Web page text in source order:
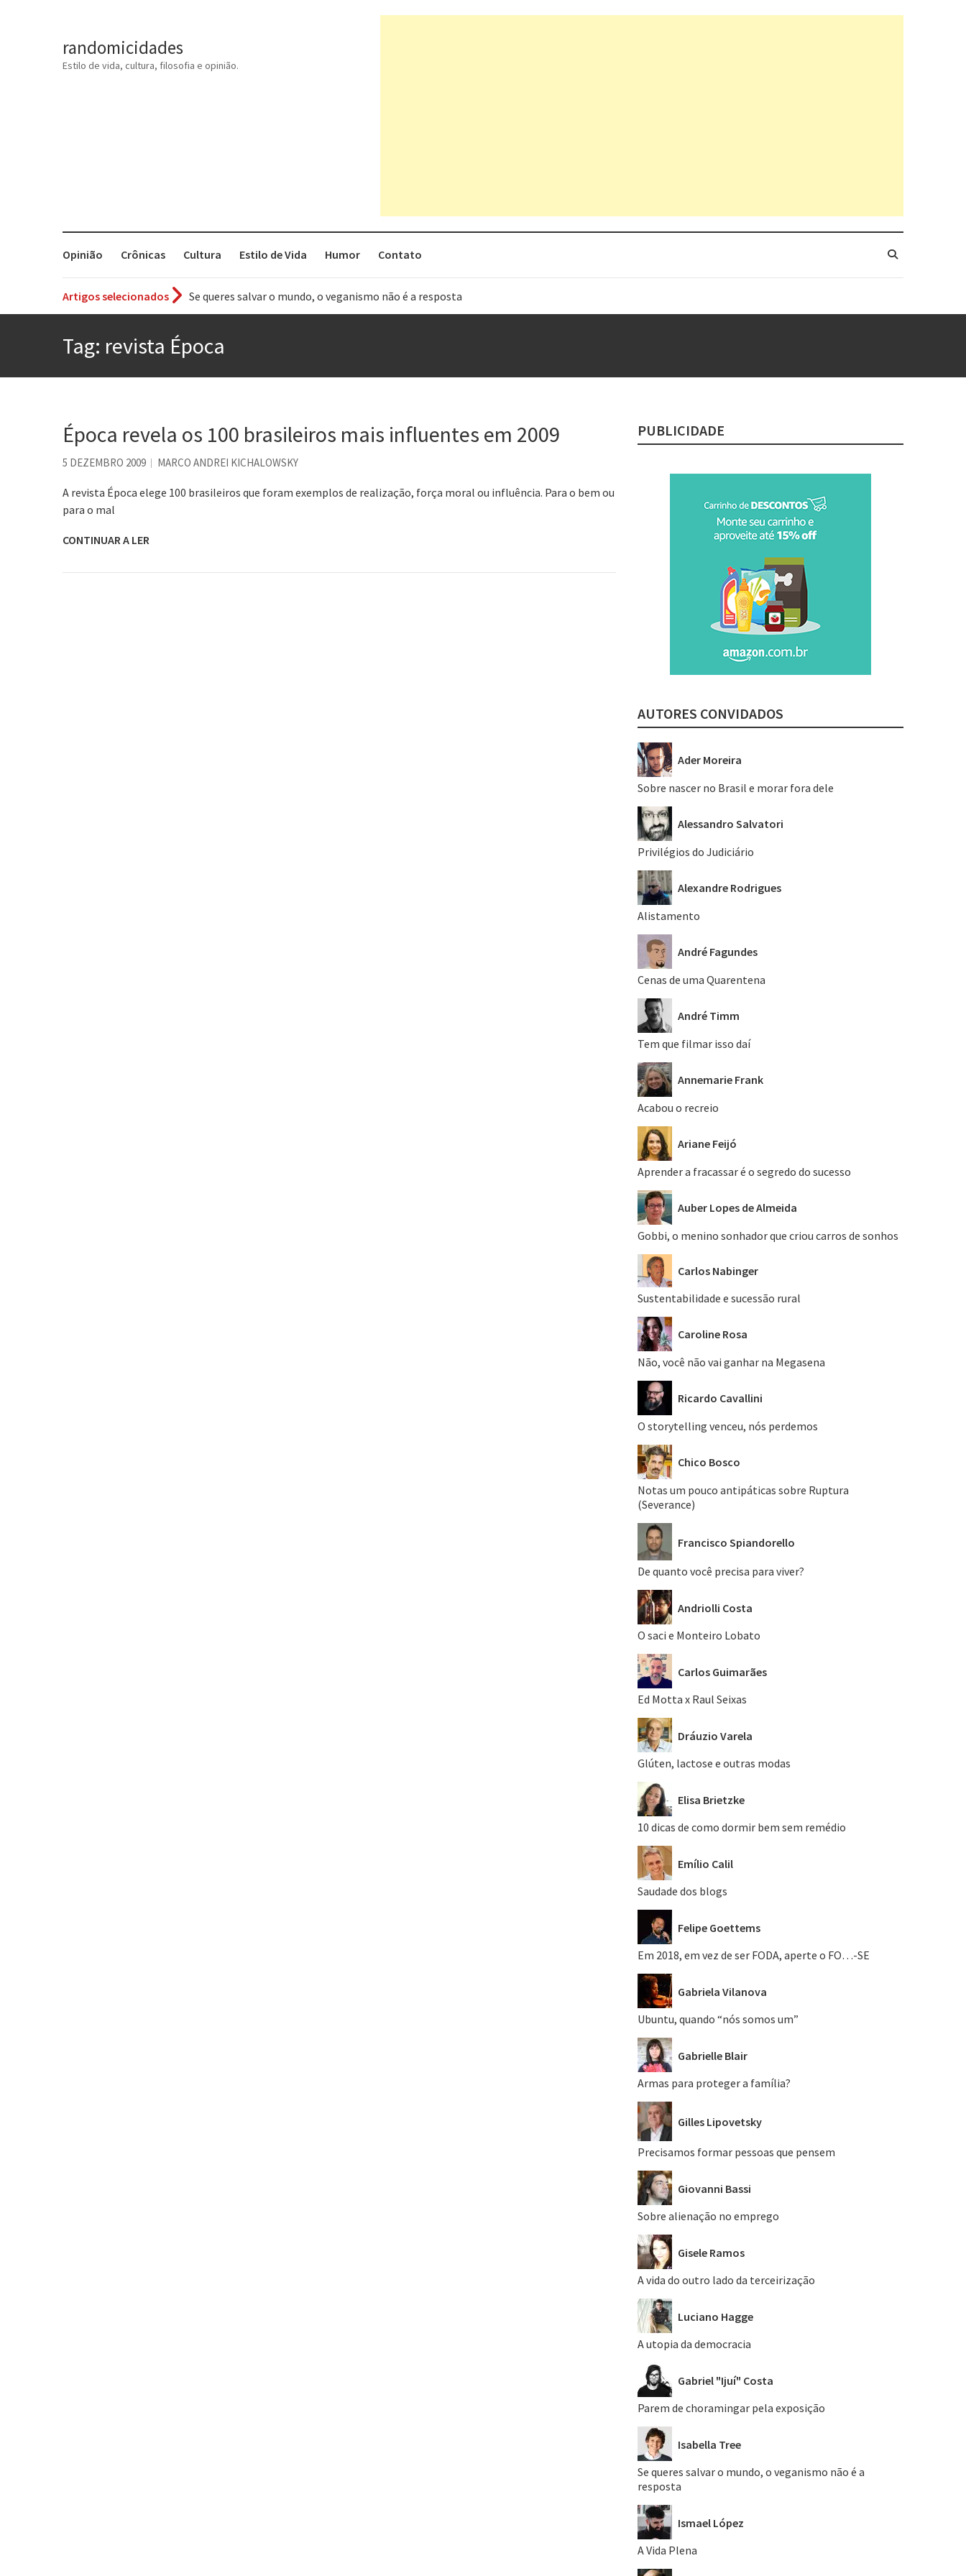
randomicidades
Estilo de vida, cultura, filosofia e opinião.
Opinião Crônicas Cultura Estilo de Vida Humor Contato
Artigos selecionados
Tem que filmar isso daí
Aprender a fracassar é o segredo do sucesso
Contardo Calligaris prega o “direito à tristeza”
Os causos de Jorge Luis Borges
Tag: revista Época
Época revela os 100 brasileiros mais influentes em 2009
5 DEZEMBRO 2009 MARCO ANDREI KICHALOWSKY
A revista Época elege 100 brasileiros que foram exemplos de realização, força moral ou influência. Para o bem ou
para o mal
CONTINUAR A LER
PUBLICIDADE
AUTORES CONVIDADOS
Ader Moreira
Sobre nascer no Brasil e morar fora dele
Alessandro Salvatori
Privilégios do Judiciário
Alexandre Rodrigues
Alistamento
André Fagundes
Cenas de uma Quarentena
André Timm
Tem que filmar isso daí
Annemarie Frank
Acabou o recreio
Ariane Feijó
Aprender a fracassar é o segredo do sucesso
Auber Lopes de Almeida
Gobbi, o menino sonhador que criou carros de sonhos
Carlos Nabinger
Sustentabilidade e sucessão rural
Caroline Rosa
Não, você não vai ganhar na Megasena
Ricardo Cavallini
O storytelling venceu, nós perdemos
Chico Bosco
Notas um pouco antipáticas sobre Ruptura
(Severance)
Francisco Spiandorello
De quanto você precisa para viver?
Andriolli Costa
O saci e Monteiro Lobato
Carlos Guimarães
Ed Motta x Raul Seixas
Dráuzio Varela
Glúten, lactose e outras modas
Elisa Brietzke
10 dicas de como dormir bem sem remédio
Emílio Calil
Saudade dos blogs
Felipe Goettems
Em 2018, em vez de ser FODA, aperte o FO…-SE
Gabriela Vilanova
Ubuntu, quando “nós somos um”
Gabrielle Blair
Armas para proteger a família?
Gilles Lipovetsky
Precisamos formar pessoas que pensem
Giovanni Bassi
Sobre alienação no emprego
Gisele Ramos
A vida do outro lado da terceirização
Luciano Hagge
A utopia da democracia
Gabriel "Ijuí" Costa
Parem de choramingar pela exposição
Isabella Tree
Se queres salvar o mundo, o veganismo não é a
resposta
Ismael López
A Vida Plena